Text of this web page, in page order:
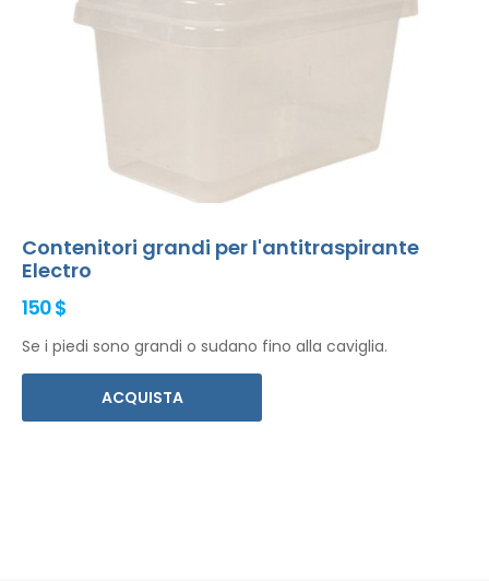
Contenitori grandi per l'antitraspirante
Electro
150 $
Se i piedi sono grandi o sudano fino alla caviglia.
ACQUISTA